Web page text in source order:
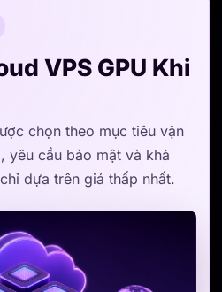
VPS GPU Khi
chọn theo mục tiêu vận
yêu cầu bảo mật và khả
dựa trên giá thấp nhất.